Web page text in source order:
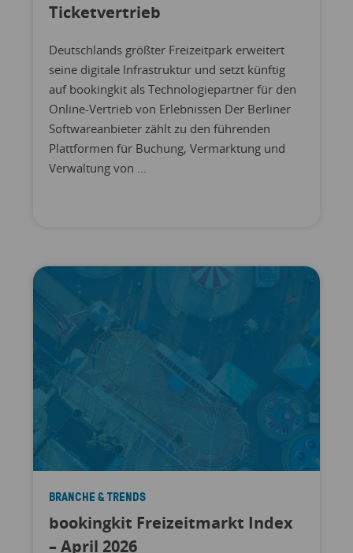
Ticketvertrieb
Deutschlands größter Freizeitpark erweitert
seine digitale Infrastruktur und setzt künftig
auf bookingkit als Technologiepartner für den
Online-Vertrieb von Erlebnissen Der Berliner
Softwareanbieter zählt zu den führenden
Plattformen für Buchung, Vermarktung und
Verwaltung von ...
BRANCHE & TRENDS
bookingkit Freizeitmarkt Index
– April 2026